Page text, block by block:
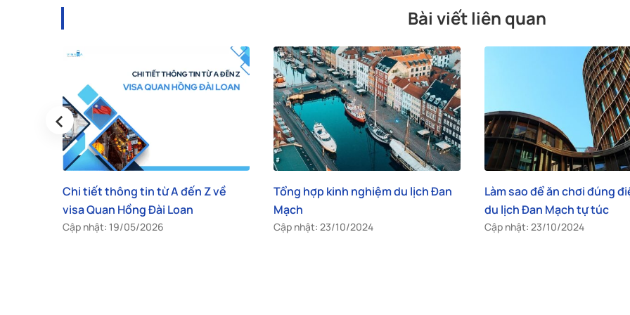
Bài viết liên quan
Tổng hợp kinh nghiệm du lịch Đan
Mạch
Cập nhật: 23/10/2024
Làm sao để ăn chơi đúng điệu khi
du lịch Đan Mạch tự túc
Cập nhật: 23/10/2024
Hướng dẫn xin visa du lịch
Mạch (Denmark) chi tiết
Cập nhật: 11/06/2026
‹